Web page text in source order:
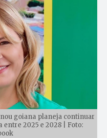
goiana planeja continuar
2025 e 2028 | Foto: